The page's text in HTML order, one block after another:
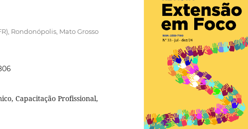
Rondonópolis, Mato Grosso
Capacitação Profissional,